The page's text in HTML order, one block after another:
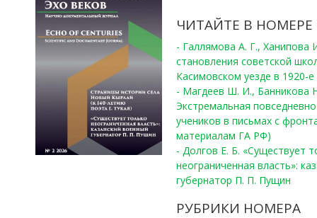
ЧИТАЙТЕ В НОМЕРЕ
- Галлямова А. Г.,
становления советской
Касимовском уезде в 1920-е
- Магдеев Ш. И., Банникова
Экстремальная
учеников в письмах с
материалам ГА РФ)
- Долгов Е. Б. «Существует
неограниченная власть»:
губернатор П. П. Пущин
РУБРИКИ НОМЕРА